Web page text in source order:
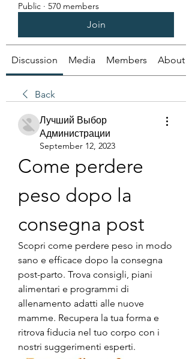
Public · 570 members
Join
Discussion Media Members About
Back
Лучший Выбор
Администрации
September 12, 2023
Come perdere
peso dopo la
consegna post
Scopri come perdere peso in modo
sano e efficace dopo la consegna
post-parto. Trova consigli, piani
alimentari e programmi di
allenamento adatti alle nuove
mamme. Recupera la tua forma e
ritrova fiducia nel tuo corpo con i
nostri suggerimenti esperti.